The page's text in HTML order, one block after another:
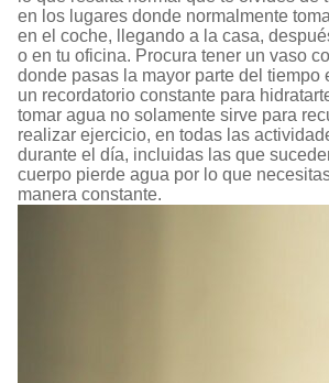
en los lugares donde normalmente
en el coche, llegando a la casa,
o en tu oficina. Procura tener un vaso
donde pasas la mayor parte del tiempo
un recordatorio constante para
tomar agua no solamente sirve para
realizar ejercicio, en todas las
durante el día, incluidas las que
cuerpo pierde agua por lo que
manera constante.